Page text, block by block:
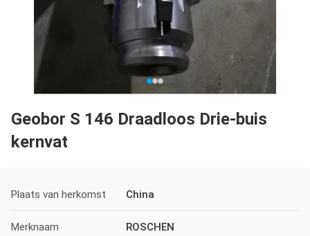
Geobor S 146 Draadloos Drie-buis
kernvat
Plaats van herkomst China
Merknaam ROSCHEN